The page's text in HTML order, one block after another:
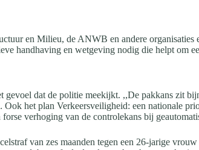
en Milieu, de ANWB en andere
handhaving en wetgeving nodig die helpt om
dat de politie meekijkt. ,,De pakkans zit
het plan Verkeersveiligheid: een nationale
verhoging van de controlekans bij
van zes maanden tegen een 26-jarige